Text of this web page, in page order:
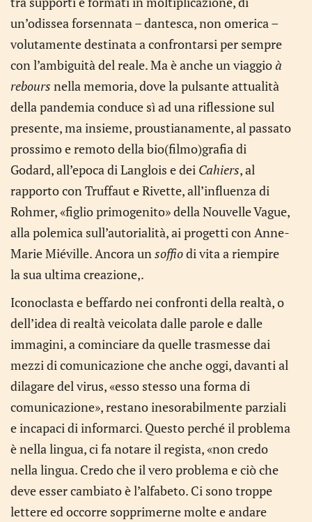
un’odissea forsennata – dantesca, non omerica –
volutamente destinata a confrontarsi per sempre
con l’ambiguità del reale. Ma è anche un viaggioà
rebours nella memoria, dove la pulsante attualità
della pandemia conduce sì ad una riflessione sul
presente, ma insieme, proustianamente, al passato
prossimo e remoto della bio(filmo)grafia di
Godard, all’epoca di Langlois e dei Cahiers, al
rapporto con Truffaut e Rivette, all’influenza di
Rohmer, «figlio primogenito» della Nouvelle Vague,
alla polemica sull’autorialità, ai progetti con Anne-
Marie Miéville. Ancora unsoffiodi vita a riempire
la sua ultima creazione,.
Iconoclasta e beffardo nei confronti della realtà, o
dell’idea di realtà veicolata dalle parole e dalle
immagini, a cominciare da quelle trasmesse dai
mezzi di comunicazione che anche oggi, davanti al
dilagare del virus, «esso stesso una forma di
comunicazione», restano inesorabilmente parziali
e incapaci di informarci. Questo perché il problema
è nella lingua, ci fa notare il regista, «non credo
nella lingua. Credo che il vero problema e ciò che
deve esser cambiato è l’alfabeto. Ci sono troppe
lettere ed occorre sopprimerne molte e andare